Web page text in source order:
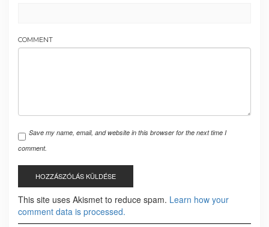
COMMENT
Save my name, email, and website in this browser for the next time I
comment.
This site uses Akismet to reduce spam. Learn how your
comment data is processed.